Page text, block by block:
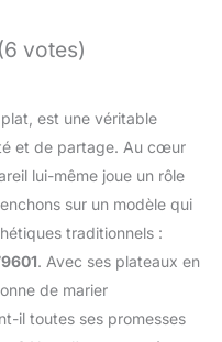
votes)
est une véritable
et de partage. Au cœur
lui-même joue un rôle
sur un modèle qui
traditionnels :
. Avec ses plateaux en
de marier
il toutes ses promesses